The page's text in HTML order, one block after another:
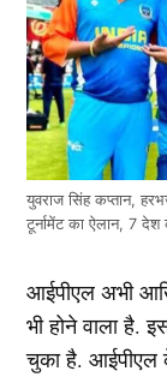
युवराज सिंह कप्तान,
टूर्नामेंट का ऐलान, 7 देश
आईपीएल अभी
भी होने वाला है.
चुका है. आईपीएल